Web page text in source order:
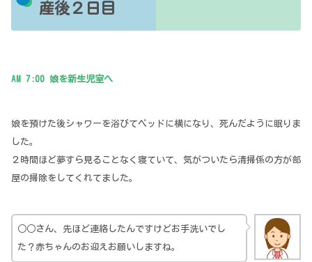
産後２日目
AM 7:00 娘を新生児室へ
娘を預けた後シャワーを浴びてベッドに横になり、死んだように眠りま
した。
２時間ほど夢すら見ることなく寝ていて、気がついたら清掃係の方が部
屋の掃除をしてくれてました。
○○さん、先ほど連絡したんですけどお手洗いでし
た？赤ちゃんのお迎えお願いしますね。